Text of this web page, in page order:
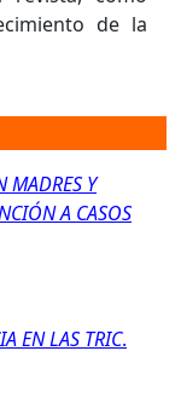
de la
MADRES Y
A CASOS
EN LAS TRIC.